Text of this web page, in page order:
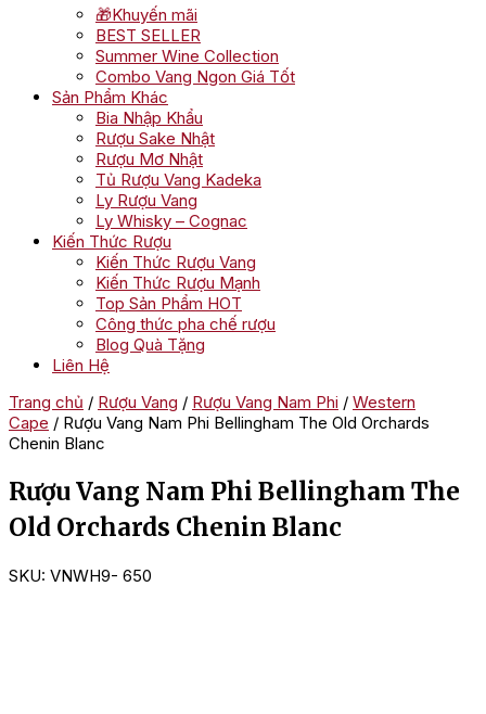
🎁Khuyến mãi
BEST SELLER
Summer Wine Collection
Combo Vang Ngon Giá Tốt
Sản Phẩm Khác
Bia Nhập Khẩu
Rượu Sake Nhật
Rượu Mơ Nhật
Tủ Rượu Vang Kadeka
Ly Rượu Vang
Ly Whisky – Cognac
Kiến Thức Rượu
Kiến Thức Rượu Vang
Kiến Thức Rượu Mạnh
Top Sản Phẩm HOT
Công thức pha chế rượu
Blog Quà Tặng
Liên Hệ
Trang chủ / Rượu Vang / Rượu Vang Nam Phi / Western
Cape / Rượu Vang Nam Phi Bellingham The Old Orchards
Chenin Blanc
Rượu Vang Nam Phi Bellingham The
Old Orchards Chenin Blanc
SKU: VNWH9- 650